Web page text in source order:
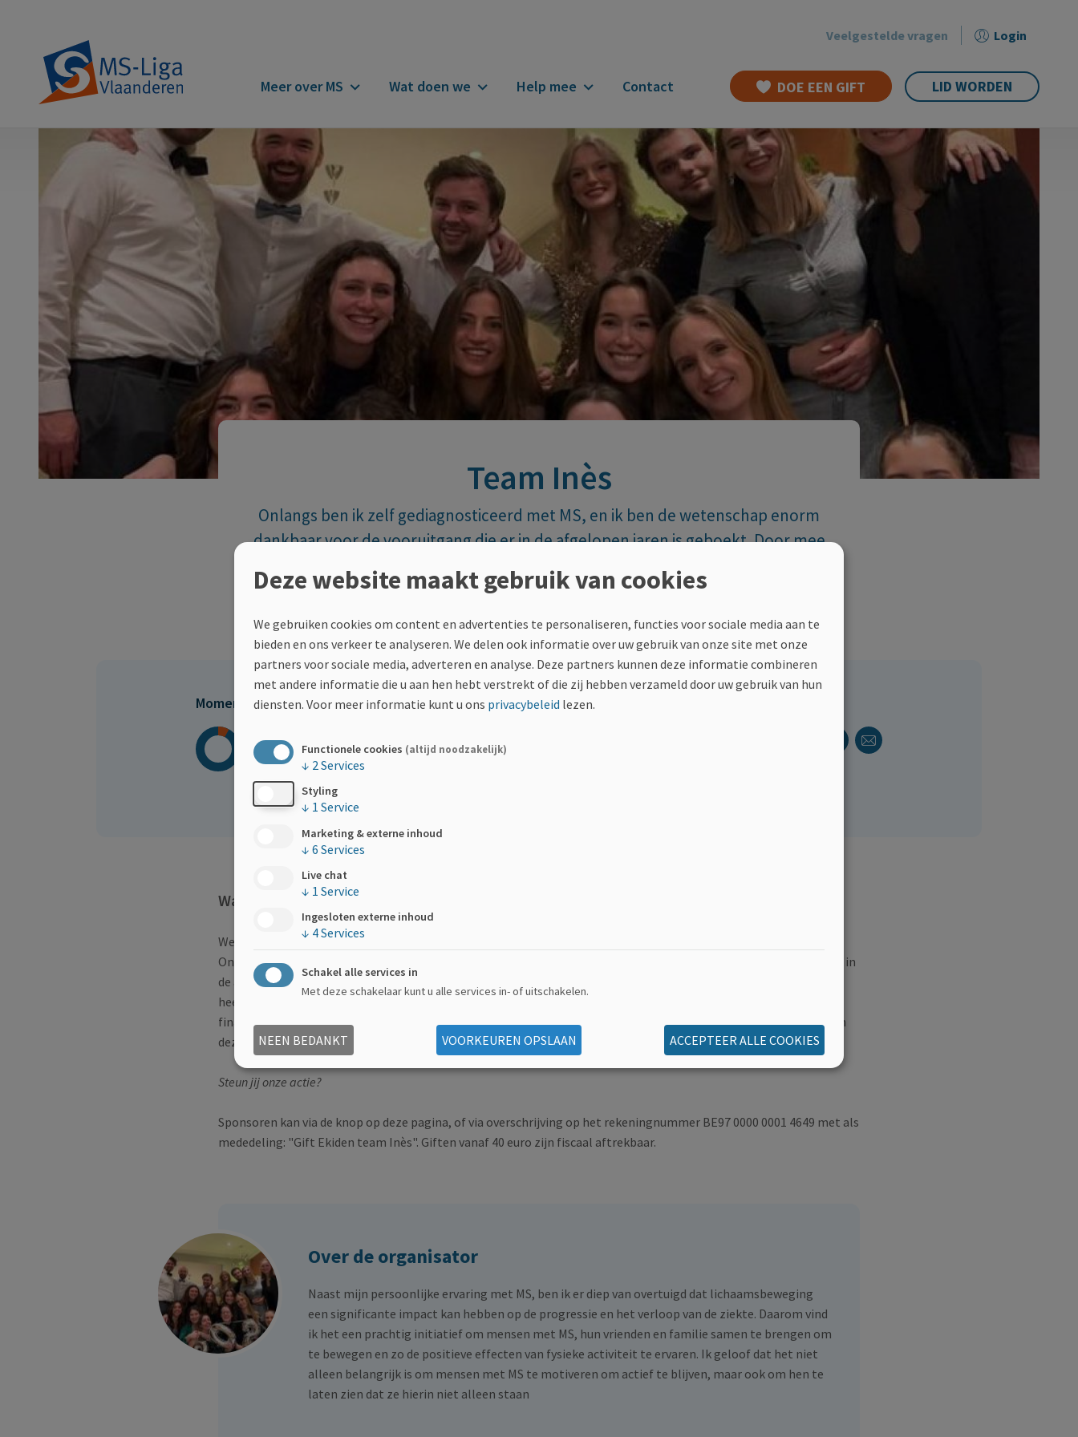
Secondary
menu
Veelgestelde vragen Login
Meer over MS Wat doen we Help mee Contact DOE EEN GIFT LID WORDEN
Team Inès
Onlangs ben ik zelf gediagnosticeerd met MS, en ik ben de wetenschap enorm
dankbaar voor de vooruitgang die er in de afgelopen jaren is geboekt. Door mee
te doen aan de MS-Ekiden, wil ik bijdragen aan het vergroten van deze
bewustwording en hoop ik anderen te inspireren om hetzelfde te doen.
Momenteel ingezameld
€4.315
/€4.000
Tijdsduur
Facebook
Linkedin
TwitterE-mail
Waarom deze actie?
Welkom bij het team van Inès, deelnemers aan de ekiden van MS-Liga Vlaanderen!
Onlangs ben ik zelf gediagnosticeerd met MS, en ik ben de wetenschap enorm dankbaar voor de vooruitgang die er in
de afgelopen jaren is geboekt. Als ik deze diagnose tien jaar geleden had gekregen, zou mijn leven er waarschijnlijk
heel anders hebben uitgezien. Ik geloof sterk dat bewustwording en acties rond MS cruciaal zijn geweest om meer
financiering en onderzoek naar deze ziekte te stimuleren. Door mee te doen, wil ik bijdragen aan het vergroten van
deze bewustwording en hoop ik anderen te inspireren om hetzelfde te doen.
Steun jij onze actie?
Sponsoren kan via de knop op deze pagina, of via overschrijving op het rekeningnummer BE97 0000 0001 4649 met als
mededeling: "Gift Ekiden team Inès". Giften vanaf 40 euro zijn fiscaal aftrekbaar.
Over de organisator
Naast mijn persoonlijke ervaring met MS, ben ik er diep van overtuigd dat lichaamsbeweging
een significante impact kan hebben op de progressie en het verloop van de ziekte. Daarom vind
ik het een prachtig initiatief om mensen met MS, hun vrienden en familie samen te brengen om
te bewegen en zo de positieve effecten van fysieke activiteit te ervaren. Ik geloof dat het niet
alleen belangrijk is om mensen met MS te motiveren om actief te blijven, maar ook om hen te
laten zien dat ze hierin niet alleen staan
Deze website maakt gebruik van cookies
We gebruiken cookies om content en advertenties te personaliseren, functies voor sociale media aan te
bieden en ons verkeer te analyseren. We delen ook informatie over uw gebruik van onze site met onze
partners voor sociale media, adverteren en analyse. Deze partners kunnen deze informatie combineren
met andere informatie die u aan hen hebt verstrekt of die zij hebben verzameld door uw gebruik van hun
diensten. Voor meer informatie kunt u ons privacybeleid lezen.
Functionele cookies (altijd noodzakelijk)
↓ 2Services
Styling
↓ 1 Service
Marketing & externe inhoud
↓ 6 Services
Live chat
↓ 1 Service
Ingesloten externe inhoud
↓ 4Services
Schakel alle services in
Met deze schakelaar kunt u alle services in- of uitschakelen.
NEEN BEDANKT VOORKEUREN OPSLAAN ACCEPTEER ALLE COOKIES